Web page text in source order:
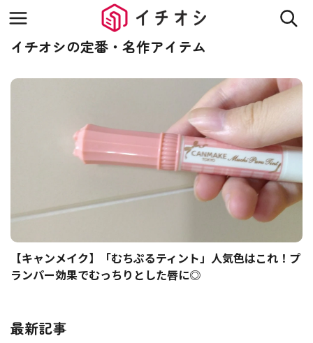
イチオシの定番・名作アイテム
【キャンメイク】「むちぷるティント」人気色はこれ！プ
ランパー効果でむっちりとした唇に◎
最新記事